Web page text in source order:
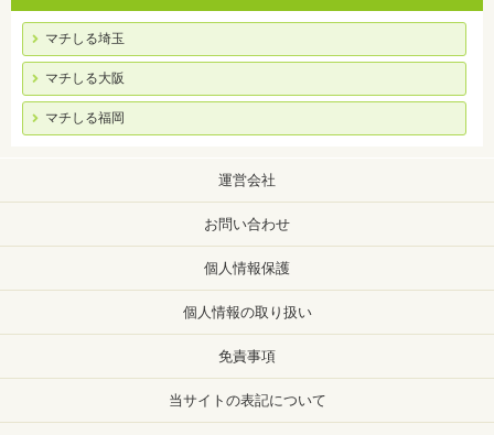
マチしる埼玉
マチしる大阪
マチしる福岡
運営会社
お問い合わせ
個人情報保護
個人情報の取り扱い
免責事項
当サイトの表記について